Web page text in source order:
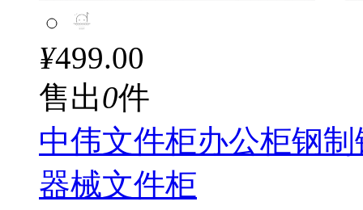
¥499.00
售出0件
中伟文件柜办公柜钢
器械文件柜